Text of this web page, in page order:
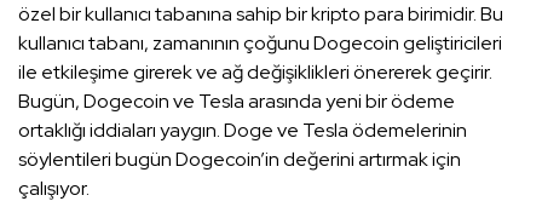
özel bir kullanıcı tabanına sahip bir kripto para birimidir. Bu
kullanıcı tabanı, zamanının çoğunu Dogecoin geliştiricileri
ile etkileşime girerek ve ağ değişiklikleri önererek geçirir.
Bugün, Dogecoin ve Tesla arasında yeni bir ödeme
ortaklığı iddiaları yaygın. Doge ve Tesla ödemelerinin
söylentileri bugün Dogecoin’in değerini artırmak için
çalışıyor.